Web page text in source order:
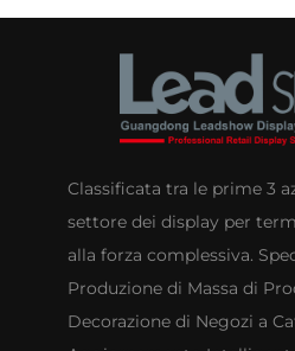
Classificata tra le prime 3
settore dei display per
alla forza complessiva.
Produzione di Massa di
Decorazione di Negozi a